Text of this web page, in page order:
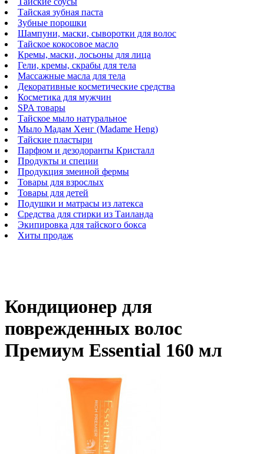
Тайская зубная паста
Зубные порошки
Шампуни, маски, сыворотки для волос
Тайское кокосовое масло
Кремы, маски, лосьоны для лица
Гели, кремы, скрабы для тела
Массажные масла для тела
Декоративные косметические средства
Косметика для мужчин
SPA товары
Тайское мыло натуральное
Мыло Мадам Хенг (Madame Heng)
Тайские пластыри
Парфюм и дезодоранты Кристалл
Продукты и специи
Продукция змеиной фермы
Товары для взрослых
Товары для детей
Подушки и матрасы из латекса
Средства для стирки из Таиланда
Экипировка для тайского бокса
Хиты продаж
Кондиционер для
поврежденных волос
Премиум Essential 160 мл